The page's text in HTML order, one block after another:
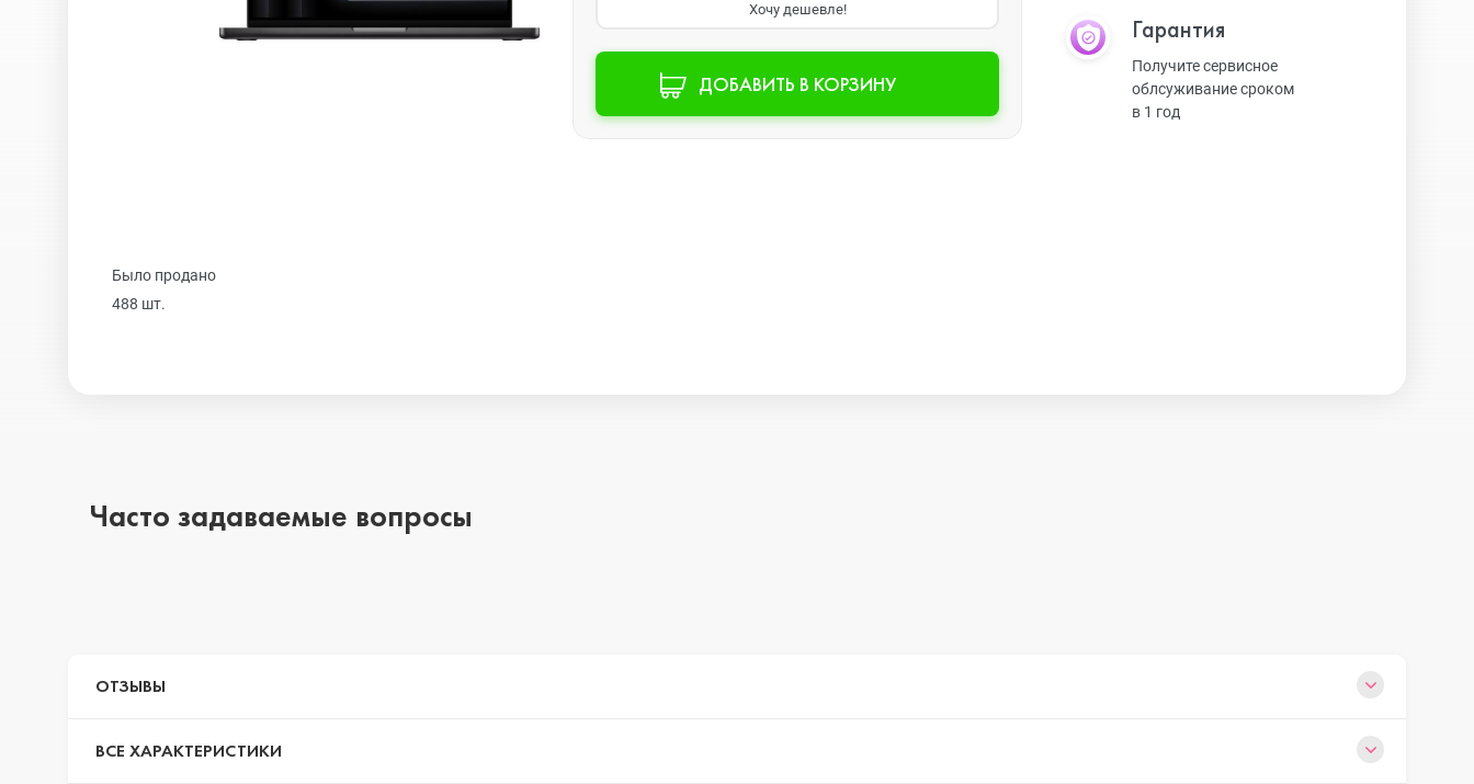
iPhone 14
Watch SE
Хочу дешевле!
ДОБАВИТЬ В КОРЗИНУ
Было продано
488 шт.
Гарантия
Получите сервисное
облсуживание сроком
в 1 год
Часто задаваемые вопросы
ОТЗЫВЫ
ВСЕ ХАРАКТЕРИСТИКИ